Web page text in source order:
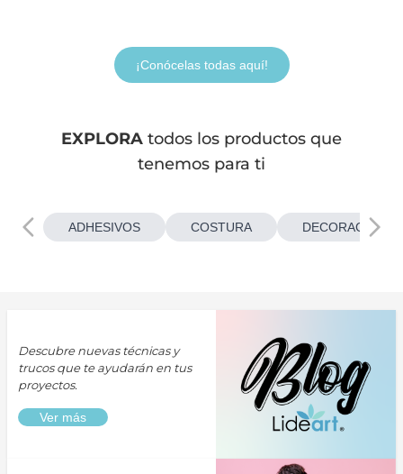
¡Conócelas todas aquí!
EXPLORA todos los productos que
tenemos para ti
ADHESIVOS COSTURA
Descubre nuevas técnicas y
trucos que te ayudarán en tus
proyectos.
Ver más